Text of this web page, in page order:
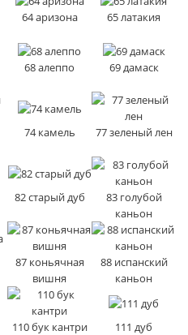
64 аризона 65 латакия
68 алеппо 69 дамаск
74 камель 77 зеленый лен
82 старый дуб
83 голубой
каньон
87 коньячная
вишня
88 испанский
каньон
110 бук кантри 111 дуб